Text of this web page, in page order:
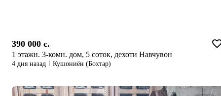
390 000 c.
1 этажн. 3-комн. дом, 5 соток, дехоти Навчувон
4 дня назад Кушониён (Бохтар)